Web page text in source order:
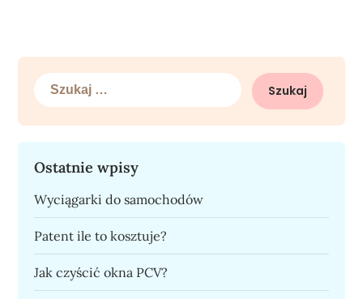
Szukaj:
Ostatnie wpisy
Wyciągarki do samochodów
Patent ile to kosztuje?
Jak czyścić okna PCV?